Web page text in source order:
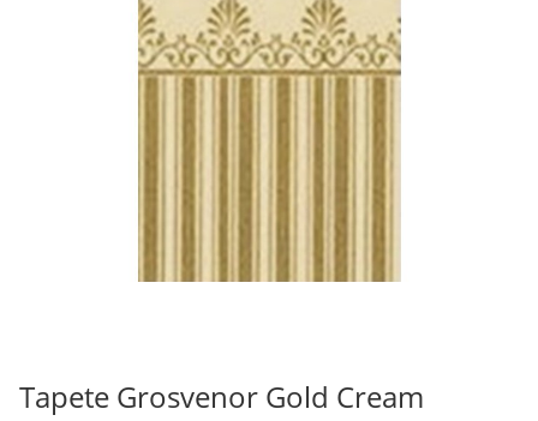
Tapete Grosvenor Gold Cream